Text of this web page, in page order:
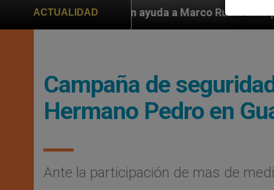
ACTUALIDAD
ayuda a Marco Rubio ante persecución de
Campaña de
Hermano Pedro en
Ante la participación de mas de